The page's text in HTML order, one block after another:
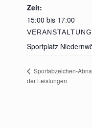
Zeit:
15:00 bis 17:00
Sportplatz
Sportabzeichen-
der Leistungen